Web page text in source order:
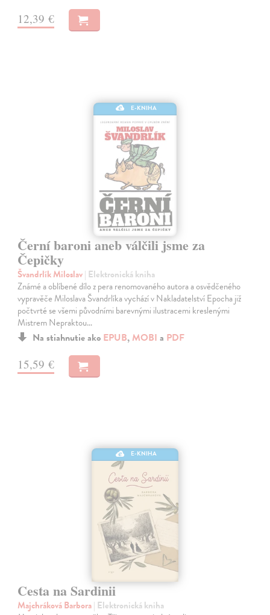
12,39 €
E-KNIHA
Černí baroni aneb válčili jsme za
Čepičky
Švandrlík Miloslav| Elektronická kniha
Známé a oblíbené dílo z pera renomovaného autora a osvědčeného
vypravěče Miloslava Švandrlíka vychází v Nakladatelství Epocha již
počtvrté se všemi původními barevnými ilustracemi kreslenými
Mistrem Nepraktou…
Na stiahnutie ako EPUB, MOBI a PDF
15,59 €
E-KNIHA
Cesta na Sardinii
Majchráková Barbora| Elektronická kniha